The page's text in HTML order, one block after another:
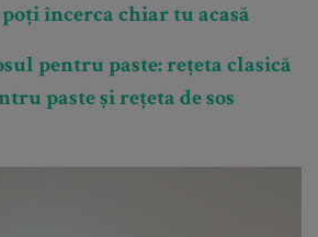
poți încerca chiar tu acasă
pentru paste: rețeta clasică
paste și rețeta de sos